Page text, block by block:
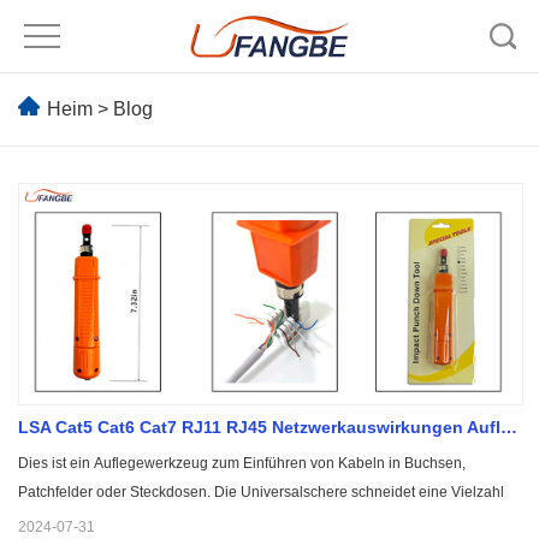
Heim > Blog
LSA Cat5 Cat6 Cat7 RJ11 RJ45 Netzwerkauswirkungen Auflegewerkzeug
Dies ist ein Auflegewerkzeug zum Einführen von Kabeln in Buchsen,
Patchfelder oder Steckdosen. Die Universalschere schneidet eine Vielzahl
von Kabeltypen, darunter 20 AWG bis 26 AWG und schaumisolierte Leiter
2024-07-31